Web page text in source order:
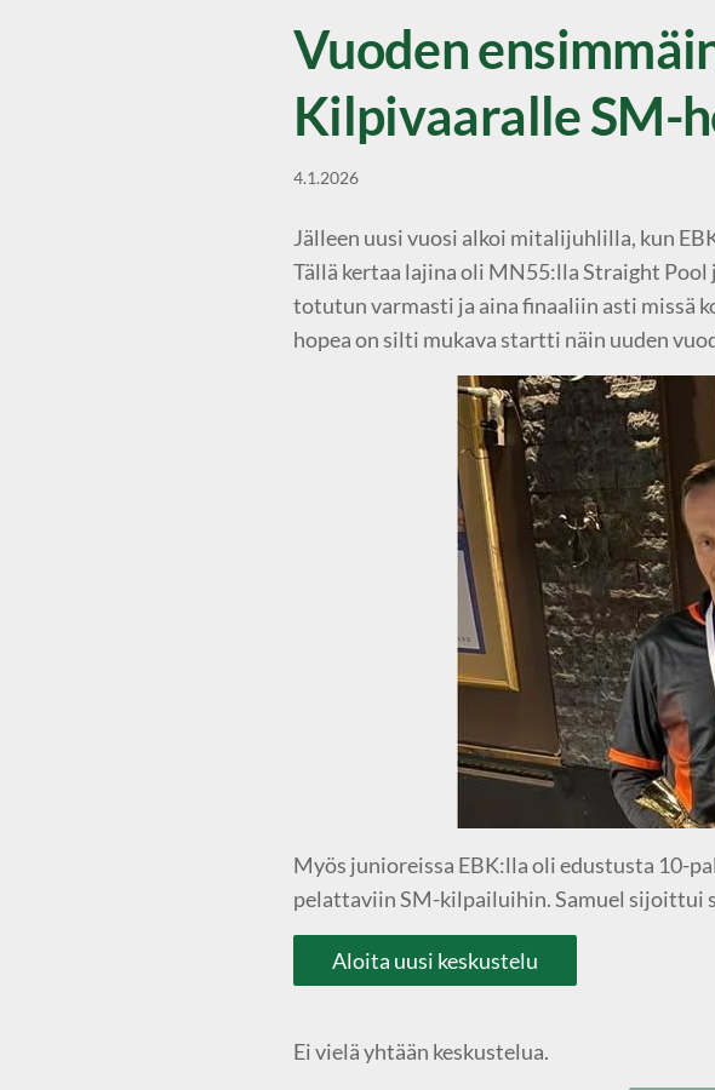
Vuoden
Kilpivaaralle SM-
4.1.2026
Jälleen uusi vuosi alkoi mitalijuhlilla, kun
Tällä kertaa lajina oli MN55:lla Straight
totutun varmasti ja aina finaaliin asti missä
hopea on silti mukava startti näin uuden
Myös junioreissa EBK:lla oli edustusta 10-
pelattaviin SM-kilpailuihin. Samuel sijoittui
Aloita uusi keskustelu
Ei vielä yhtään keskustelua.